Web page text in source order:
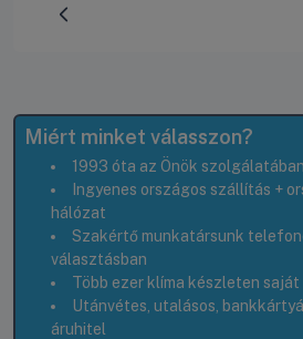
Miért minket válasszon?
1993 óta az Önök szolgálatában
Ingyenes országos szállítás +
hálózat
Szakértő munkatársunk
választásban
Több ezer klíma készleten
Utánvétes, utalásos,
áruhitel